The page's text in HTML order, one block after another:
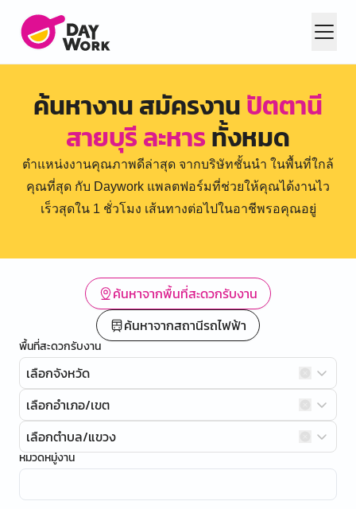
ค้นหางาน สมัครงานปัตตานี
สายบุรี ละหารทั้งหมด
ตำแหน่งงานคุณภาพดีล่าสุด จากบริษัทชั้นนำ ในพื้นที่ใกล้
คุณที่สุด กับ Daywork แพลตฟอร์มที่ช่วยให้คุณได้งานไว
เร็วสุดใน 1 ชั่วโมง เส้นทางต่อไปในอาชีพรอคุณอยู่
ค้นหาจากพื้นที่สะดวกรับงาน
ค้นหาจากสถานีรถไฟฟ้า
พื้นที่สะดวกรับงาน
เลือกจังหวัด
เลือกอำเภอ/เขต
เลือกตำบล/แขวง
หมวดหมู่งาน